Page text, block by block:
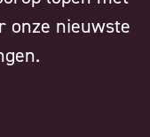
onze nieuwste